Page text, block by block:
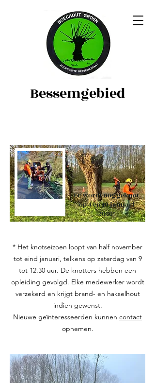
Bessemgebied
Er wordt nog geknot
op 4 en 10 januari
2026*
* Het knotseizoen loopt van half november
tot eind januari, telkens op zaterdag van 9
tot 12.30 uur. De knotters hebben een
opleiding gevolgd. Elke medewerker wordt
verzekerd en krijgt brand- en hakselhout
indien gewenst.
Nieuwe geïnteresseerden kunnen contact
opnemen.